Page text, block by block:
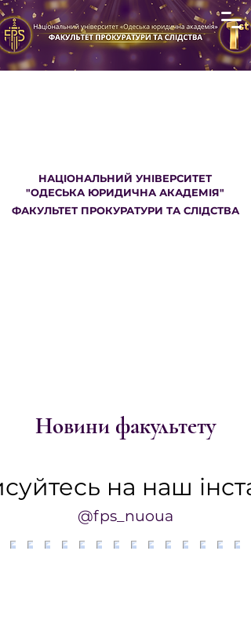
НАЦІОНАЛЬНИЙ УНІВЕРСИТЕТ
"ОДЕСЬКА ЮРИДИЧНА АКАДЕМІЯ"
ФАКУЛЬТЕТ ПРОКУРАТУРИ ТА СЛІДСТВА
Новини факультету
на наш
@fps_nuoua